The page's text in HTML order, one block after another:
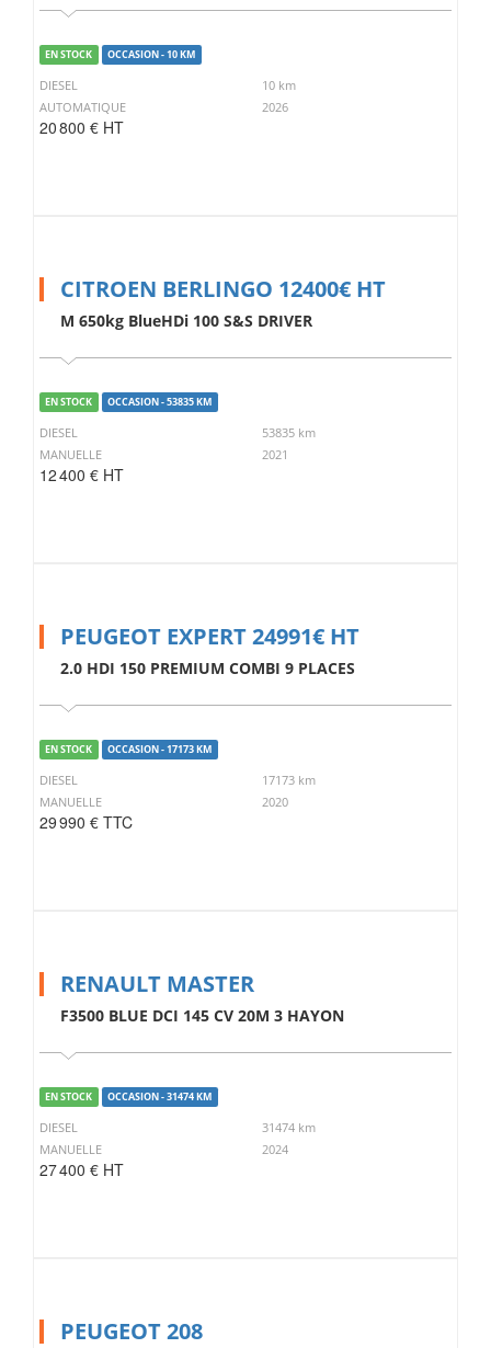
EN STOCK OCCASION - 10 KM
DIESEL
10 km
AUTOMATIQUE
2026
20 800 € HT
CITROEN BERLINGO 12400€ HT
M 650kg BlueHDi 100 S&S DRIVER
EN STOCK OCCASION - 53835 KM
DIESEL
53835 km
MANUELLE
2021
12 400 € HT
PEUGEOT EXPERT 24991€ HT
2.0 HDI 150 PREMIUM COMBI 9 PLACES
EN STOCK OCCASION - 17173 KM
DIESEL
17173 km
MANUELLE
2020
29 990 € TTC
RENAULT MASTER
F3500 BLUE DCI 145 CV 20M 3 HAYON
EN STOCK OCCASION - 31474 KM
DIESEL
31474 km
MANUELLE
2024
27 400 € HT
PEUGEOT 208